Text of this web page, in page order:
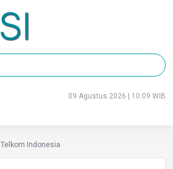
09 Agustus 2026 | 10:09 WIB
Telkom Indonesia